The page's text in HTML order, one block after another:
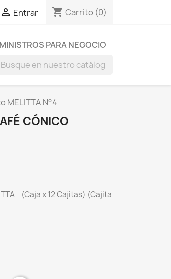
 Entrar shopping_cart Carrito (0)
PARA NEGOCIO
MELITTA N°4
CÓNICO
- (Caja x 12 Cajitas) (Cajita